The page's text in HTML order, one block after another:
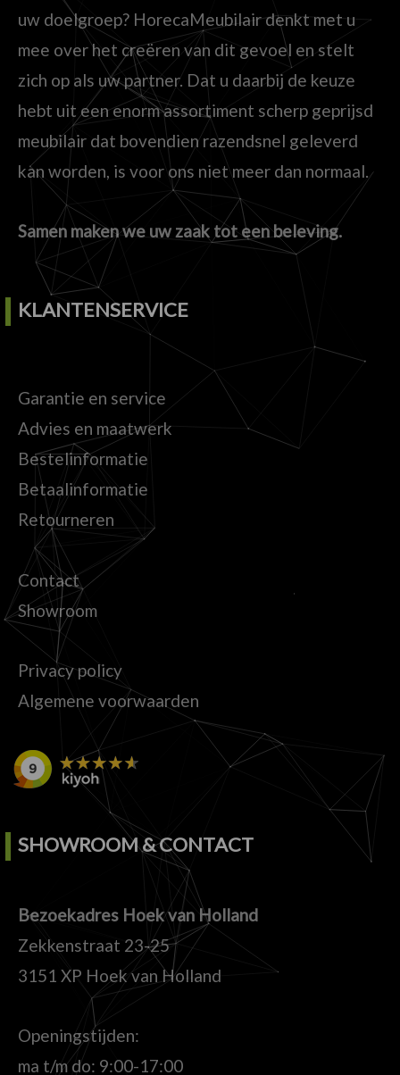
uw doelgroep? HorecaMeubilair denkt met u
mee over het creëren van dit gevoel en stelt
zich op als uw partner. Dat u daarbij de keuze
hebt uit een enorm assortiment scherp geprijsd
meubilair dat bovendien razendsnel geleverd
kan worden, is voor ons niet meer dan normaal.
Samen maken we uw zaak tot een beleving.
KLANTENSERVICE
Garantie en service
Advies en maatwerk
Bestelinformatie
Betaalinformatie
Retourneren
Contact
Showroom
Privacy policy
Algemene voorwaarden
SHOWROOM & CONTACT
Bezoekadres Hoek van Holland
Zekkenstraat 23-25
3151 XP Hoek van Holland
Openingstijden:
ma t/m do: 9:00-17:00